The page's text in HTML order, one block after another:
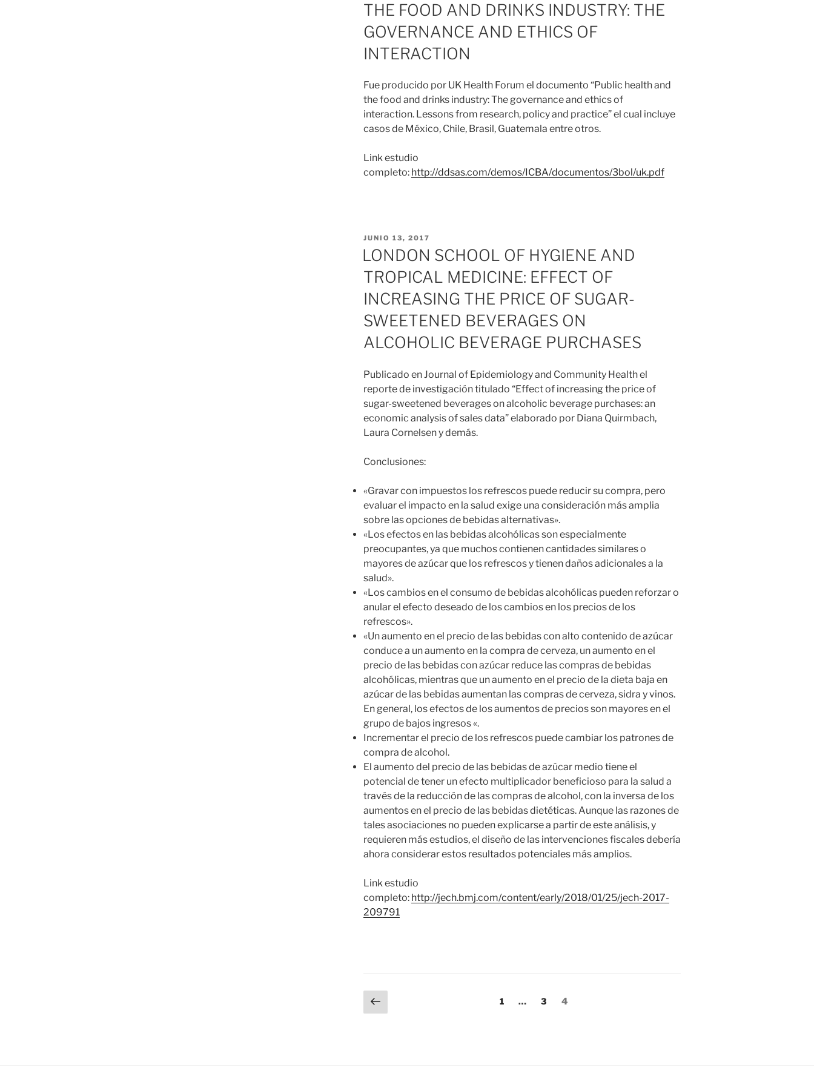
THE FOOD AND DRINKS INDUSTRY: THE
GOVERNANCE AND ETHICS OF
INTERACTION
Fue producido por UK Health Forum el documento “Public health and
the food and drinks industry: The governance and ethics of
interaction. Lessons from research, policy and practice” el cual incluye
casos de México, Chile, Brasil, Guatemala entre otros.
Link estudio
completo: http://ddsas.com/demos/ICBA/documentos/3bol/uk.pdf
PUBLICADO
EL
JUNIO 13, 2017
LONDON SCHOOL OF HYGIENE AND
TROPICAL MEDICINE: EFFECT OF
INCREASING THE PRICE OF SUGAR-
SWEETENED BEVERAGES ON
ALCOHOLIC BEVERAGE PURCHASES
Publicado en Journal of Epidemiology and Community Health el
reporte de investigación titulado “Effect of increasing the price of
sugar-sweetened beverages on alcoholic beverage purchases: an
economic analysis of sales data” elaborado por Diana Quirmbach,
Laura Cornelsen y demás.
Conclusiones:
«Gravar con impuestos los refrescos puede reducir su compra, pero
evaluar el impacto en la salud exige una consideración más amplia
sobre las opciones de bebidas alternativas».
«Los efectos en las bebidas alcohólicas son especialmente
preocupantes, ya que muchos contienen cantidades similares o
mayores de azúcar que los refrescos y tienen daños adicionales a la
salud».
«Los cambios en el consumo de bebidas alcohólicas pueden reforzar o
anular el efecto deseado de los cambios en los precios de los
refrescos».
«Un aumento en el precio de las bebidas con alto contenido de azúcar
conduce a un aumento en la compra de cerveza, un aumento en el
precio de las bebidas con azúcar reduce las compras de bebidas
alcohólicas, mientras que un aumento en el precio de la dieta baja en
azúcar de las bebidas aumentan las compras de cerveza, sidra y vinos.
En general, los efectos de los aumentos de precios son mayores en el
grupo de bajos ingresos «.
Incrementar el precio de los refrescos puede cambiar los patrones de
compra de alcohol.
El aumento del precio de las bebidas de azúcar medio tiene el
potencial de tener un efecto multiplicador beneficioso para la salud a
través de la reducción de las compras de alcohol, con la inversa de los
aumentos en el precio de las bebidas dietéticas. Aunque las razones de
tales asociaciones no pueden explicarse a partir de este análisis, y
requieren más estudios, el diseño de las intervenciones fiscales debería
ahora considerar estos resultados potenciales más amplios.
Link estudio
completo: http://jech.bmj.com/content/early/2018/01/25/jech-2017-
209791
Paginación
Página
anterior
Página
1 … Página
3 Página
4